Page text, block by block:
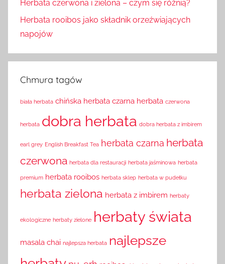
Herbata czerwona i zielona – czym się różnią?
Herbata rooibos jako składnik orzeźwiających
napojów
Chmura tagów
biała herbata chińska herbata czarna herbata czerwona
herbata dobra herbata dobra herbata z imbirem
earl grey English Breakfast Tea herbata czarna herbata
czerwona herbata dla restauracji herbata jaśminowa herbata
premium herbata rooibos herbata sklep herbata w pudełku
herbata zielona herbata z imbirem herbaty
ekologiczne herbaty zielone herbaty świata
masala chai najlepsza herbata najlepsze